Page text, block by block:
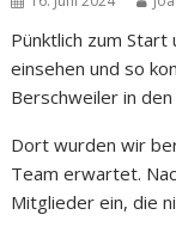
Pünktlich zum
einsehen und so
Berschweiler in
Dort wurden wir
Team erwartet.
Mitglieder ein, die